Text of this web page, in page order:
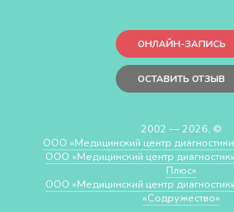
ОНЛАЙН-ЗАПИСЬ
ОСТАВИТЬ ОТЗЫВ
2002 — 2026, ©
ООО «Медицинский центр
ООО «Медицинский центр
Плюс»
ООО «Медицинский центр
«Cодружество»